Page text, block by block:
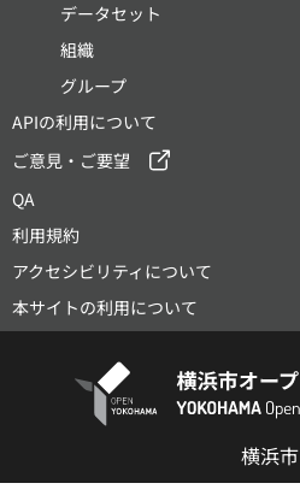
データセット
組織
グループ
APIの利用について
ご意見・ご要望
QA
利用規約
アクセシビリティについて
本サイトの利用について
横浜市